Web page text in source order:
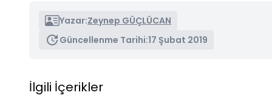
Yazar:Zeynep GÜÇLÜCAN
Güncellenme Tarihi:17 Şubat 2019
İlgili İçerikler